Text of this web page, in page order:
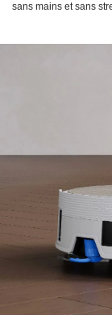
sans mains et sans